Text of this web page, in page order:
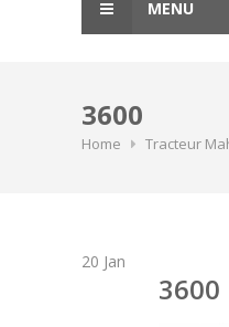
MENU
3600
Home Tracteur
20 Jan
3600